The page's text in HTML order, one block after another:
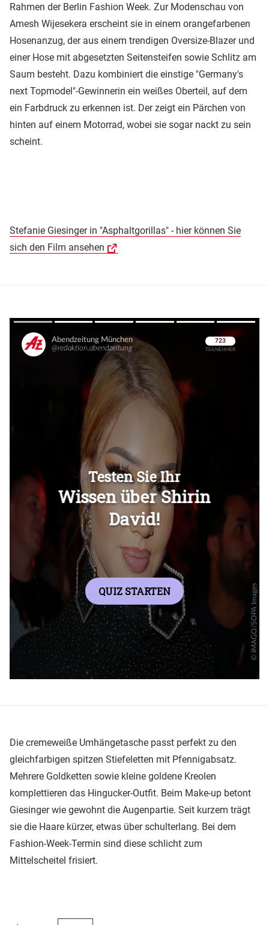
Rahmen der Berlin Fashion Week. Zur Modenschau von
Amesh Wijesekera erscheint sie in einem orangefarbenen
Hosenanzug, der aus einem trendigen Oversize-Blazer und
einer Hose mit abgesetzten Seitensteifen sowie Schlitz am
Saum besteht. Dazu kombiniert die einstige "Germany's
next Topmodel"-Gewinnerin ein weißes Oberteil, auf dem
ein Farbdruck zu erkennen ist. Der zeigt ein Pärchen von
hinten auf einem Motorrad, wobei sie sogar nackt zu sein
scheint.
Stefanie Giesinger in "Asphaltgorillas" - hier können Sie
sich den Film ansehen
Überspringen
Überspringen
Die cremeweiße Umhängetasche passt perfekt zu den
gleichfarbigen spitzen Stiefeletten mit Pfennigabsatz.
Mehrere Goldketten sowie kleine goldene Kreolen
komplettieren das Hingucker-Outfit. Beim Make-up betont
Giesinger wie gewohnt die Augenpartie. Seit kurzem trägt
sie die Haare kürzer, etwas über schulterlang. Bei dem
Fashion-Week-Termin sind diese schlicht zum
Mittelscheitel frisiert.